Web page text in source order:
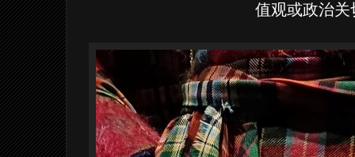
值观或政治关